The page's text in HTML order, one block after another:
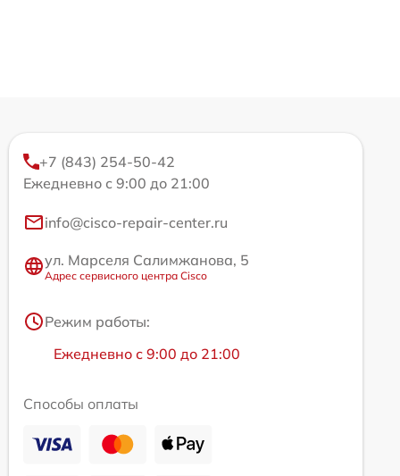
+7 (843) 254-50-42
Ежедневно с 9:00 до 21:00
info@cisco-repair-center.ru
ул. Марселя Салимжанова, 5
Адрес сервисного центра Cisco
Режим работы:
Ежедневно с 9:00 до 21:00
Способы оплаты